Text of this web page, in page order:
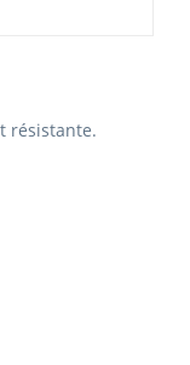
résistante.